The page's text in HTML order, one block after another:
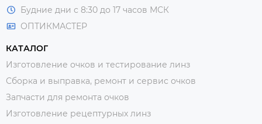
Будние дни с 8:30 до 17 часов МСК
ОПТИКМАСТЕР
КАТАЛОГ
Изготовление очков и тестирование линз
Сборка и выправка, ремонт и сервис очков
Запчасти для ремонта очков
Изготовление рецептурных линз